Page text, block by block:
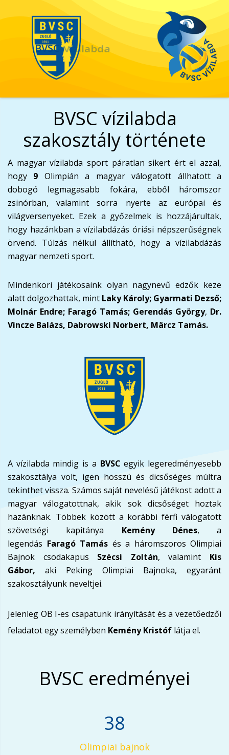
BVSC Vízilabda
BVSC vízilabda
szakosztály története
A magyar vízilabda sport páratlan sikert ért el azzal,
hogy 9 Olimpián a magyar válogatott állhatott a
dobogó legmagasabb fokára, ebből háromszor
zsinórban, valamint sorra nyerte az európai és
világversenyeket. Ezek a győzelmek is hozzájárultak,
hogy hazánkban a vízilabdázás óriási népszerűségnek
örvend. Túlzás nélkül állítható, hogy a vízilabdázás
magyar nemzeti sport.
Mindenkori játékosaink olyan nagynevű edzők keze
alatt dolgozhattak, mint Laky Károly; Gyarmati Dezső;
Molnár Endre; Faragó Tamás; Gerendás György, Dr.
Vincze Balázs, Dabrowski Norbert, Märcz Tamás.
A vízilabda mindig is a BVSC egyik legeredményesebb
szakosztálya volt, igen hosszú és dicsőséges múltra
tekinthet vissza. Számos saját nevelésű játékost adott a
magyar válogatottnak, akik sok dicsőséget hoztak
hazánknak. Többek között a korábbi férfi válogatott
szövetségi kapitánya Kemény Dénes, a
legendás Faragó Tamás és a háromszoros Olimpiai
Bajnok csodakapus Szécsi Zoltán, valamint Kis
Gábor, aki Peking Olimpiai Bajnoka, egyaránt
szakosztályunk neveltjei.
Jelenleg OB I-es csapatunk irányítását és a vezetőedzői
feladatot egy személyben Kemény Kristóf látja el.
BVSC eredményei
38
Olimpiai bajnok